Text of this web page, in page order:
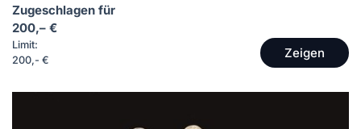
Zugeschlagen für
200,– €
Limit:
200,- €
Zeigen